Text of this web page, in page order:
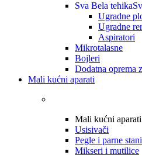
Sva Bela tehika
Ugradne
Ugradne
Aspiratori
Mikrotalasne
Bojleri
Dodatna oprema
Mali kućni aparati
Mali kućni aparati
Usisivači
Pegle i parne
Mikseri i mutilice